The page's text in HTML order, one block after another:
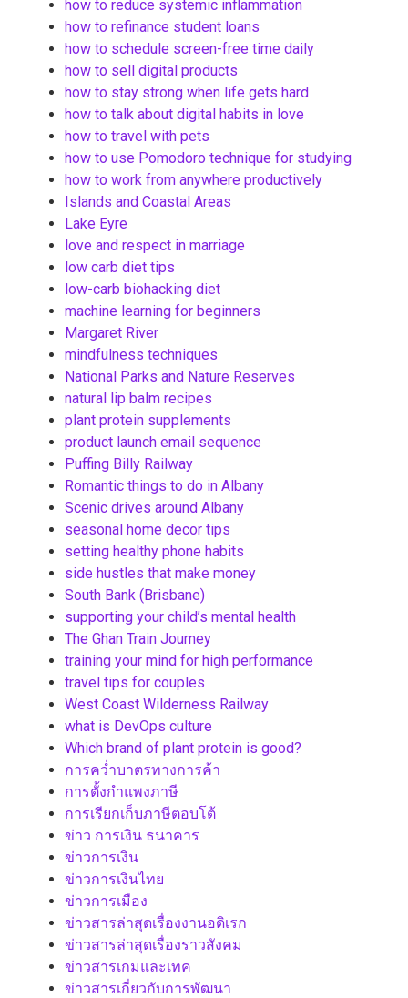
how to reduce systemic inflammation
how to refinance student loans
how to schedule screen-free time daily
how to sell digital products
how to stay strong when life gets hard
how to talk about digital habits in love
how to travel with pets
how to use Pomodoro technique for studying
how to work from anywhere productively
Islands and Coastal Areas
Lake Eyre
love and respect in marriage
low carb diet tips
low-carb biohacking diet
machine learning for beginners
Margaret River
mindfulness techniques
National Parks and Nature Reserves
natural lip balm recipes
plant protein supplements
product launch email sequence
Puffing Billy Railway
Romantic things to do in Albany
Scenic drives around Albany
seasonal home decor tips
setting healthy phone habits
side hustles that make money
South Bank (Brisbane)
supporting your child’s mental health
The Ghan Train Journey
training your mind for high performance
travel tips for couples
West Coast Wilderness Railway
what is DevOps culture
Which brand of plant protein is good?
การคว่ำบาตรทางการค้า
การตั้งกำแพงภาษี
การเรียกเก็บภาษีตอบโต้
ข่าว การเงิน ธนาคาร
ข่าวการเงิน
ข่าวการเงินไทย
ข่าวการเมือง
ข่าวสารล่าสุดเรื่องงานอดิเรก
ข่าวสารล่าสุดเรื่องราวสังคม
ข่าวสารเกมและเทค
ข่าวสารเกี่ยวกับการพัฒนา